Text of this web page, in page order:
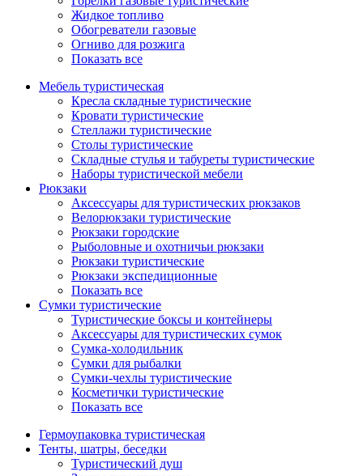
Жидкое топливо
Обогреватели газовые
Огниво для розжига
Показать все
Мебель туристическая
Кресла складные туристические
Кровати туристические
Стеллажи туристические
Столы туристические
Складные стулья и табуреты туристические
Наборы туристической мебели
Рюкзаки
Аксессуары для туристических рюкзаков
Велорюкзаки туристические
Рюкзаки городские
Рыболовные и охотничьи рюкзаки
Рюкзаки туристические
Рюкзаки экспедиционные
Показать все
Сумки туристические
Туристические боксы и контейнеры
Аксессуары для туристических сумок
Сумка-холодильник
Сумки для рыбалки
Сумки-чехлы туристические
Косметички туристические
Показать все
Гермоупаковка туристическая
Тенты, шатры, беседки
Туристический душ